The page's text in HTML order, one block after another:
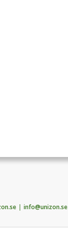
info@unizon.se